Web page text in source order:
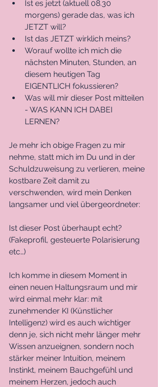
Ist es jetzt (aktuell 08.30
morgens) gerade das, was ich
JETZT will?
Ist das JETZT wirklich meins?
Worauf wollte ich mich die
nächsten Minuten, Stunden, an
diesem heutigen Tag
EIGENTLICH fokussieren?
Was will mir dieser Post mitteilen
- WAS KANN ICH DABEI
LERNEN?
Je mehr ich obige Fragen zu mir
nehme, statt mich im Du und in der
Schuldzuweisung zu verlieren, meine
kostbare Zeit damit zu
verschwenden, wird mein Denken
langsamer und viel übergeordneter:
Ist dieser Post überhaupt echt?
(Fakeprofil, gesteuerte Polarisierung
etc…)
Ich komme in diesem Moment in
einen neuen Haltungsraum und mir
wird einmal mehr klar: mit
zunehmender KI (Künstlicher
Intelligenz) wird es auch wichtiger
denn je, sich nicht mehr länger mehr
Wissen anzueignen, sondern noch
stärker meiner Intuition, meinem
Instinkt, meinem Bauchgefühl und
meinem Herzen, jedoch auch